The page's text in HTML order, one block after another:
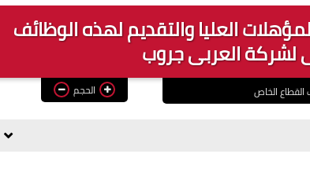
العليا والتقديم لهذه الوظائف
العربى جروب
الخاص الحجم